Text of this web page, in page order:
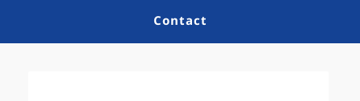
Contact